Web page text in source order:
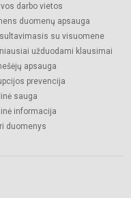
darbo vietos
duomenų apsauga
su visuomene
užduodami klausimai
apsauga
prevencija
sauga
informacija
duomenys